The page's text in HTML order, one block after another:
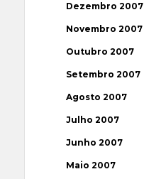
Dezembro 2007
Novembro 2007
Outubro 2007
Setembro 2007
Agosto 2007
Julho 2007
Junho 2007
Maio 2007